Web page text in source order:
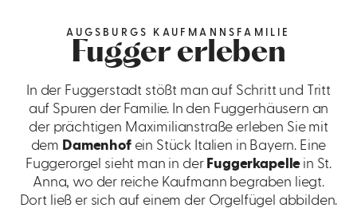
AUGSBURGS KAUFMANNSFAMILIE
Fugger erleben
In der Fuggerstadt stößt man auf Schritt und Tritt
auf Spuren der Familie. In den Fuggerhäusern an
der prächtigen Maximilianstraße erleben Sie mit
dem Damenhofein Stück Italien in Bayern. Eine
Fuggerorgel sieht man in der Fuggerkapelle in St.
Anna, wo der reiche Kaufmann begraben liegt.
Dort ließ er sich auf einem der Orgelfügel abbilden.